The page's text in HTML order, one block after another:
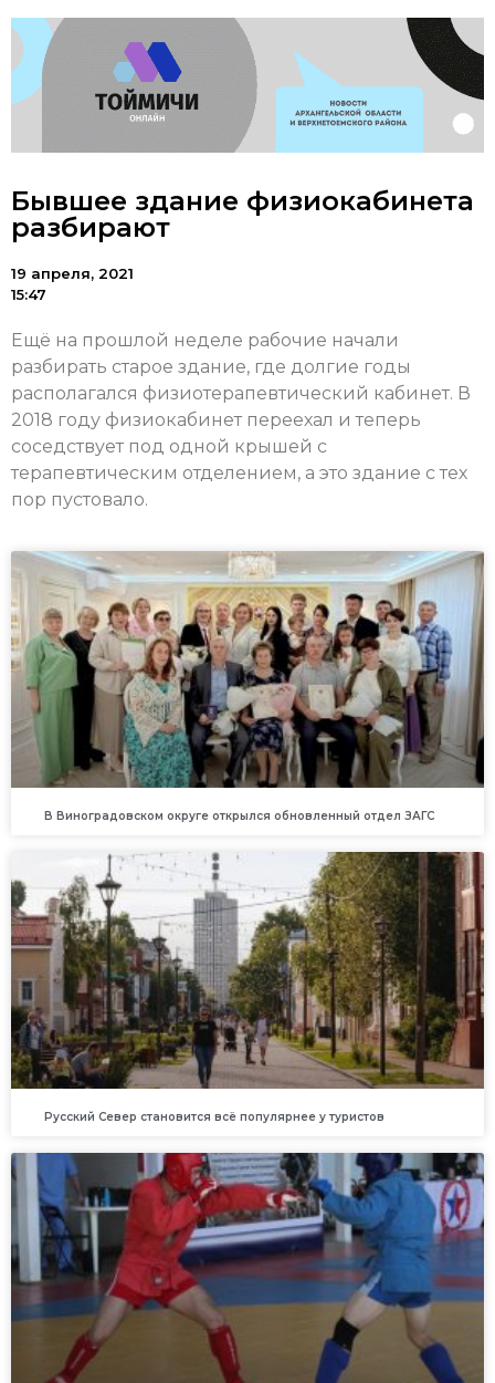
Бывшее здание физиокабинета
разбирают
19 апреля, 2021
15:47
Ещё на прошлой неделе рабочие начали
разбирать старое здание, где долгие годы
располагался физиотерапевтический кабинет. В
2018 году физиокабинет переехал и теперь
соседствует под одной крышей с
терапевтическим отделением, а это здание с тех
пор пустовало.
В Виноградовском округе открылся обновленный отдел ЗАГС
Русский Север становится всё популярнее у туристов